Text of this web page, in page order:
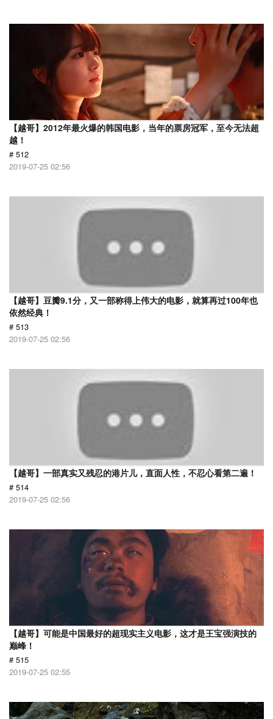
【越哥】2012年最火爆的韩国电影，当年的票房冠军，至今无法超
越！
# 512
2019-07-25 02:56
【越哥】豆瓣9.1分，又一部称得上伟大的电影，就算再过100年也
依然经典！
# 513
2019-07-25 02:56
【越哥】一部真实又残忍的港片儿，直面人性，不忍心看第二遍！
# 514
2019-07-25 02:56
【越哥】可能是中国最好的超现实主义电影，这才是王宝强演技的
巅峰！
# 515
2019-07-25 02:55